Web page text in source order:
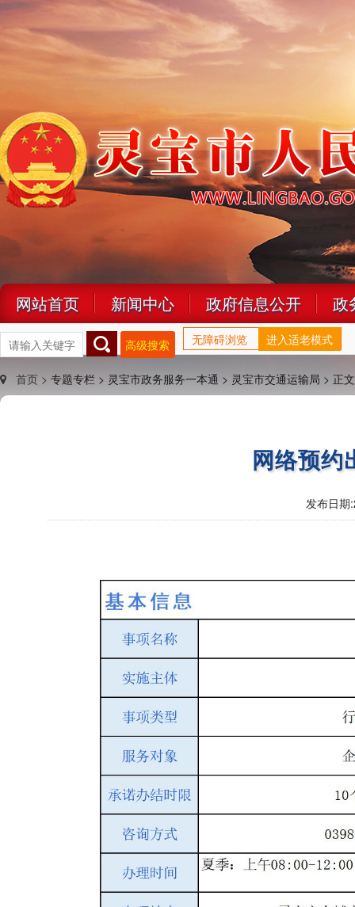
网站首页 新闻中心 政府信息公开 政
高级搜索 无障碍浏览 进入适老模式
首页 > 专题专栏 > 灵宝市政务服务一本通 > 灵宝市交通运输局 > 正文
网络预约
发布日期: